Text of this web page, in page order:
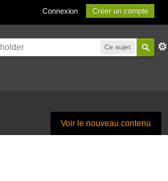
Connexion Créer un compte
Ce sujet
Voir le nouveau contenu